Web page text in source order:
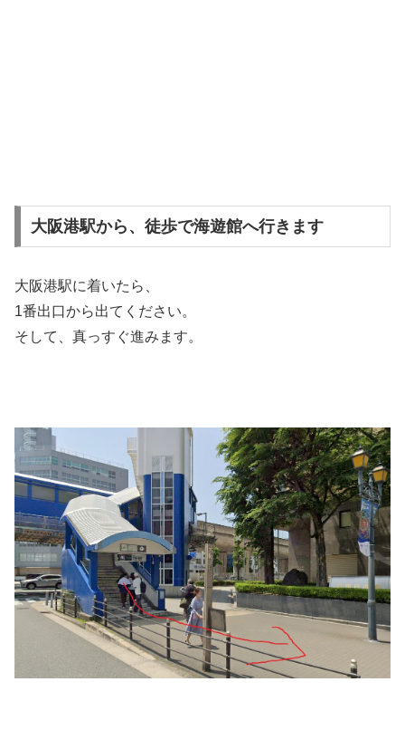
大阪港駅から、徒歩で海遊館へ行きます
大阪港駅に着いたら、
1番出口から出てください。
そして、真っすぐ進みます。